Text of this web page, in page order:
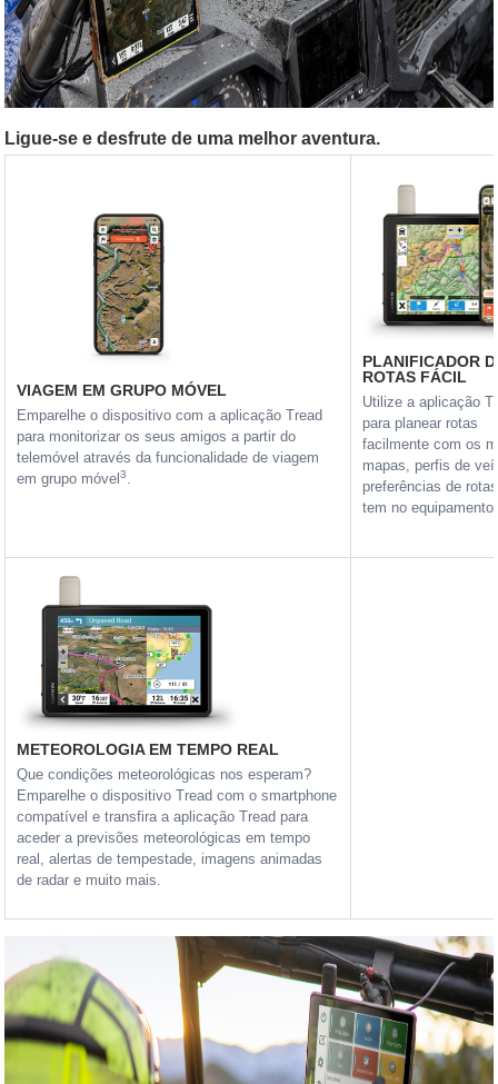
Ligue-se e desfrute de uma melhor aventura.
VIAGEM EM GRUPO MÓVEL
Emparelhe o dispositivo com a aplicação Tread
para monitorizar os seus amigos a partir do
telemóvel através da funcionalidade de viagem
em grupo móvel3
PLANIFICADOR
ROTAS FÁCIL
Utilize a aplicação
para planear rotas
facilmente com os
mapas, perfis de
preferências de
tem no equipamento
METEOROLOGIA EM TEMPO REAL
Que condições meteorológicas nos esperam?
Emparelhe o dispositivo Tread com o smartphone
compatível e transfira a aplicação Tread para
aceder a previsões meteorológicas em tempo
real, alertas de tempestade, imagens animadas
de radar e muito mais.